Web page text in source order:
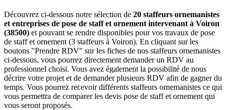
Découvrez ci-dessous notre sélection de 20 staffeurs ornemanistes
et entreprises de pose de staff et ornement intervenant à Voiron
(38500) et pouvant se rendre disponibles pour vos travaux de pose
de staff et ornement (3 staffeurs à Voiron). En cliquant sur les
boutons "Prendre RDV" sur les fiches de nos staffeurs ornemanistes
ci-dessous, vous pourrez directement demander un RDV au
professionnel choisi. Vous avez également la possibilité de nous
décrire votre projet et de demander plusieurs RDV afin de gagner du
temps. Vous pourrez recevoir différents staffeurs ornemanistes ce qui
vous permettra de comparer les devis pose de staff et ornement qui
vous seront proposés.